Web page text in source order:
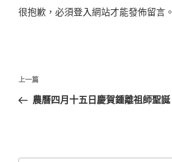
很抱歉，必須登入網站才能發佈留言。
文
導
上
一
上一篇
農曆四月十五日慶賀鍾離祖師聖誕